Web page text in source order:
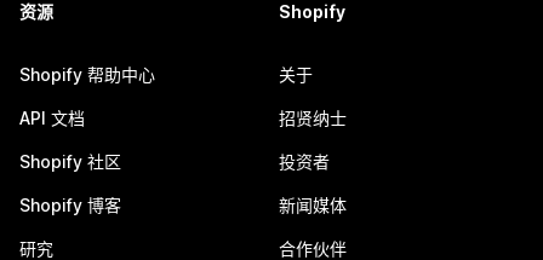
资源
Shopify 帮助中心
API 文档
Shopify 社区
Shopify 博客
研究
Shopify
关于
招贤纳士
投资者
新闻媒体
合作伙伴